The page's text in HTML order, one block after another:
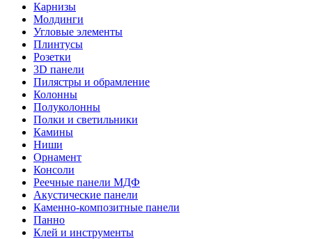
Карнизы
Молдинги
Угловые элементы
Плинтусы
Розетки
3D панели
Пилястры и обрамление
Колонны
Полуколонны
Полки и светильники
Камины
Ниши
Орнамент
Консоли
Реечные панели МДФ
Акустические панели
Каменно-композитные панели
Панно
Клей и инструменты